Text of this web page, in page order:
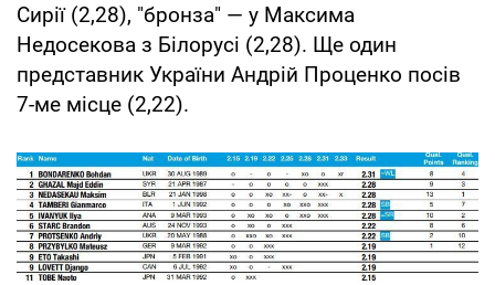
Сирії (2,28), "бронза" — у Максима
Недосекова з Білорусі (2,28). Ще один
представник України Андрій Проценко посів
7-ме місце (2,22).